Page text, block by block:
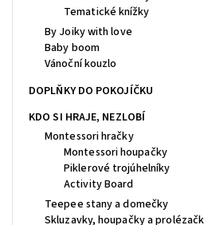
Tematické knížky
By Joiky with love
Baby boom
Vánoční kouzlo
DOPLŇKY DO POKOJÍČKU
KDO SI HRAJE, NEZLOBÍ
Montessori hračky
Montessori houpačky
Piklerové trojúhelníky
Activity Board
Teepee stany a domečky
Skluzavky, houpačky a